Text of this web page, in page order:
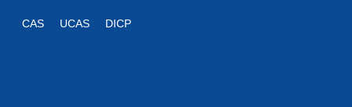
CAS UCAS DICP